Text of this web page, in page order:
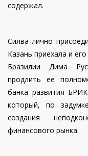
содержал.
Силва лично
Казань приехала и
Бразилии Дима
продлить ее
банка развития
который, по
создания
финансового рынка.